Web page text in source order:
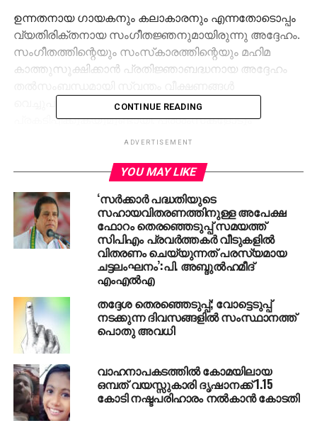
ഉന്നതനായ ഗായകനും കലാകാരനും എന്നതോടൊപ്പം
വ്യതിരിക്തനായ സംഗീതജ്ഞനുമായിരുന്നു അദ്ദേഹം.
സംഗീതത്തിന്റെയും സംസ്‌കാരത്തിന്റെയും മഹിമ
കാത്തുസൂക്ഷിക്കാന്‍ പ്രതിജ്ഞാബദ്ധനായ അദ്ദേഹം
വെച്ചുപുലര്‍ത്തുകയും അത് പലപ്പോഴായി
പ്രകടിപ്പിക്കുകയുമുണ്ടായി. പ്രശംസകളോടും
അംഗീകാരങ്ങളോടും നിസ്സംഗത പുലര്‍ത്തിയ
കളങ്കരഹിതമായൊരു ഹൃദയവുമുണ്ടായിരുന്നു.
ജയേട്ടനോട് അടുത്തിടപഴകാന്‍ ലഭിച്ച
അവസരങ്ങളിലെല്ലാം അനുഭവപ്പെട്ടത് ഒരു വലിയ
മനുഷ്യന്റെ സാമിപ്യമായിരുന്നു.
യേശുദാസിനോടൊപ്പം സമ്പന്നമായൊരു
സംഗീതയുഗം സൃഷ്ടിക്കുന്നതില്‍ സുപ്രധാനമായ
പങ്കുവഹിച്ച ജയചന്ദ്രന്റെ വിയോഗത്തിലൂടെ ഒരു
കാലഘട്ടമാണ് അവസാനിക്കുന്നത്. പക്ഷെ,
ക്ഷതമേല്‍ക്കാത്ത ആ സ്വരവിന്യാസം ഇനിയും
തലമുറകളെ പ്രചോദിപ്പിക്കും.
RELATED TOPICS: DR MP ABDUSAMADSAMADANI MP
IUML
KERALA
NEWS
CONTINUE READING
ADVERTISEMENT
YOU MAY LIKE
‘സര്‍ക്കാര്‍ പദ്ധതിയുടെ
സഹായവിതരണത്തിനുള്ള അപേക്ഷ
ഫോറം തെരഞ്ഞെടുപ്പ് സമയത്ത്
സിപിഎം പ്രവര്‍ത്തകര്‍ വീടുകളില്‍
വിതരണം ചെയ്യുന്നത് പരസ്യമായ
ചട്ടലംഘനം’:പി. അബ്ദുല്‍ഹമീദ്
എംഎല്‍എ
തദ്ദേശ തെരഞ്ഞെടുപ്പ്; വോട്ടെടുപ്പ്
നടക്കുന്ന ദിവസങ്ങളില്‍ സംസ്ഥാനത്ത്
പൊതു അവധി
വാഹനാപകടത്തില്‍ കോമയിലായ
ഒമ്പത് വയസ്സുകാരി ദൃഷാനക്ക് 1.15
കോടി നഷ്ടപരിഹാരം നല്‍കാന്‍ കോടതി